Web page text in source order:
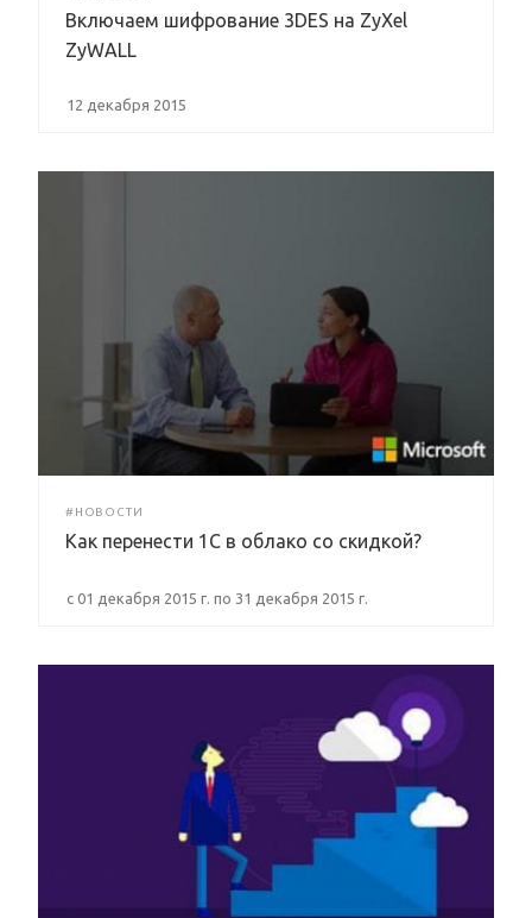
Включаем шифрование 3DES на ZyXel
ZyWALL
12 декабря 2015
#НОВОСТИ
Как перенести 1С в облако со скидкой?
c 01 декабря 2015 г. по 31 декабря 2015 г.